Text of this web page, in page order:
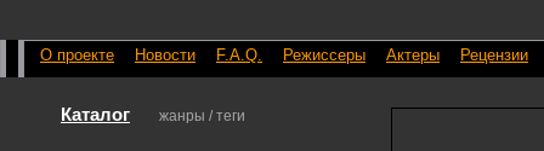
Каталог жанры / теги
О проекте Новости F.A.Q. Режиссеры Актеры Рецензии